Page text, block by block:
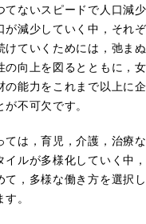
てないスピードで人口減
が減少していく中，それ
けていくためには，弛ま
向上を図るとともに，
の能力をこれまで以上に
不可欠です。
ては，育児，介護，治療
イルが多様化していく中
て，多様な働き方を選択
。